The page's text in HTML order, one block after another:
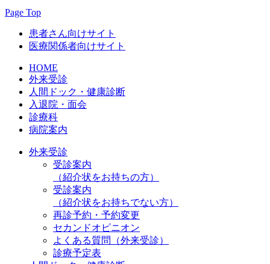
Page Top
患者さん向けサイト
医療関係者向けサイト
HOME
外来受診
人間ドック・健康診断
入退院・面会
診療科
病院案内
外来受診
受診案内
（紹介状をお持ちの方）
受診案内
（紹介状をお持ちでない方）
再診予約・予約変更
セカンドオピニオン
よくある質問（外来受診）
診療予定表